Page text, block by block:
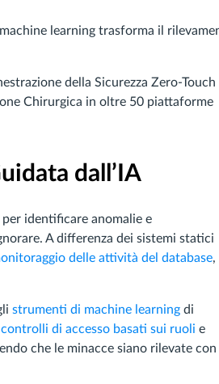
learning trasforma il
della Sicurezza Zero-Touch
Chirurgica in oltre 50 piattaforme
dall’IA
identificare anomalie e
A differenza dei sistemi statici
delle attività del database,
strumenti di machine learning di
controlli di accesso basati sui ruoli e
che le minacce siano rilevate con